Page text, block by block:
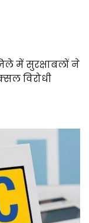
में सुरक्षाबलों ने
विरोधी